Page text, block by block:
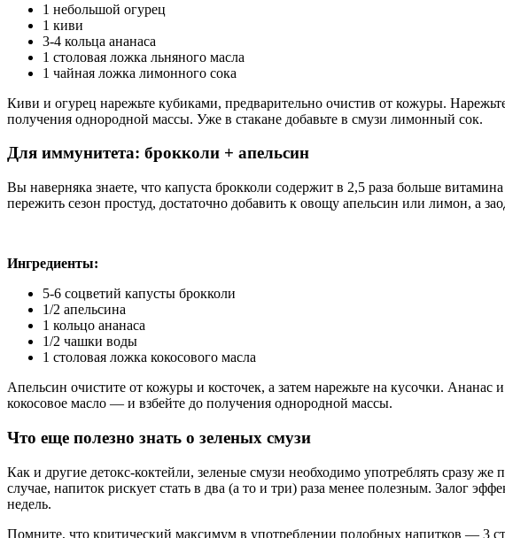
1 небольшой огурец
1 киви
3-4 кольца ананаса
1 столовая ложка льняного масла
1 чайная ложка лимонного сока
Киви и огурец нарежьте кубиками, предварительно очистив от кожуры.
получения однородной массы. Уже в стакане добавьте в смузи лимонный сок.
Для иммунитета: брокколи + апельсин
Вы наверняка знаете, что капуста брокколи содержит в 2,5 раза больше
пережить сезон простуд, достаточно добавить к овощу апельсин или лимон, а
Ингредиенты:
5-6 соцветий капусты брокколи
1/2 апельсина
1 кольцо ананаса
1/2 чашки воды
1 столовая ложка кокосового масла
Апельсин очистите от кожуры и косточек, а затем нарежьте на кусочки.
кокосовое масло — и взбейте до получения однородной массы.
Что еще полезно знать о зеленых смузи
Как и другие детокс-коктейли, зеленые смузи необходимо употреблять сразу
случае, напиток рискует стать в два (а то и три) раза менее полезным. Залог
недель.
Помните, что критический максимум в употреблении подобных напитков — 3